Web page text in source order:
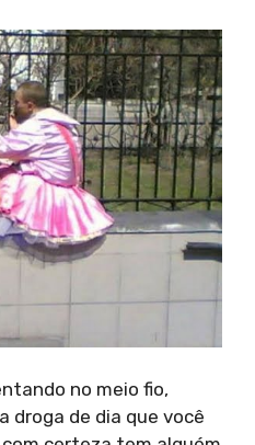
no meio fio,
droga de dia que você